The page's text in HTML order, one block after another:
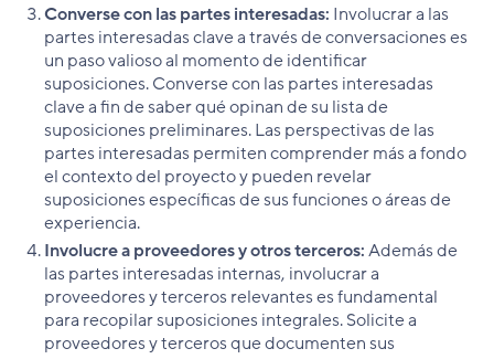
Converse con las partes interesadas: Involucrar a las
partes interesadas clave a través de conversaciones es
un paso valioso al momento de identificar
suposiciones. Converse con las partes interesadas
clave a fin de saber qué opinan de su lista de
suposiciones preliminares. Las perspectivas de las
partes interesadas permiten comprender más a fondo
el contexto del proyecto y pueden revelar
suposiciones específicas de sus funciones o áreas de
experiencia.
Involucre a proveedores y otros terceros:Además de
las partes interesadas internas, involucrar a
proveedores y terceros relevantes es fundamental
para recopilar suposiciones integrales. Solicite a
proveedores y terceros que documenten sus